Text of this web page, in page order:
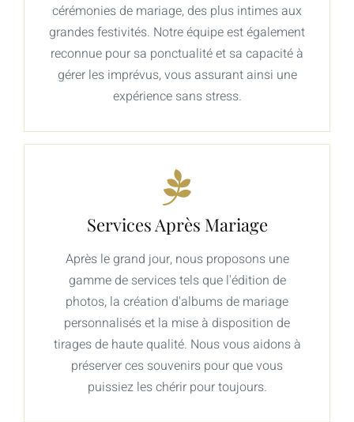
cérémonies de mariage, des plus intimes aux
grandes festivités. Notre équipe est également
reconnue pour sa ponctualité et sa capacité à
gérer les imprévus, vous assurant ainsi une
expérience sans stress.
Services Après Mariage
Après le grand jour, nous proposons une
gamme de services tels que l'édition de
photos, la création d'albums de mariage
personnalisés et la mise à disposition de
tirages de haute qualité. Nous vous aidons à
préserver ces souvenirs pour que vous
puissiez les chérir pour toujours.